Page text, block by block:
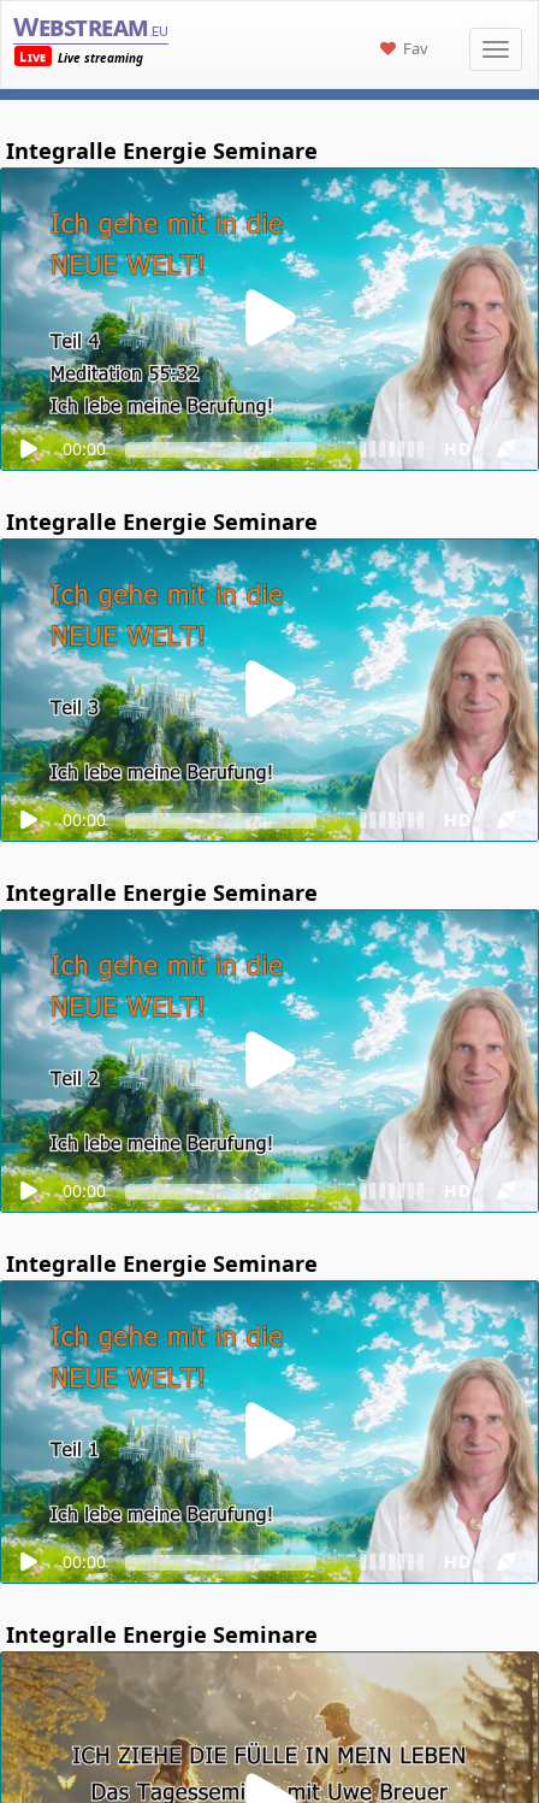
Webstream .eu
Live
Live streaming Fav
Integralle Energie Seminare
00:00 HD
Integralle Energie Seminare
00:00 HD
Integralle Energie Seminare
00:00 HD
Integralle Energie Seminare
00:00 HD
Integralle Energie Seminare